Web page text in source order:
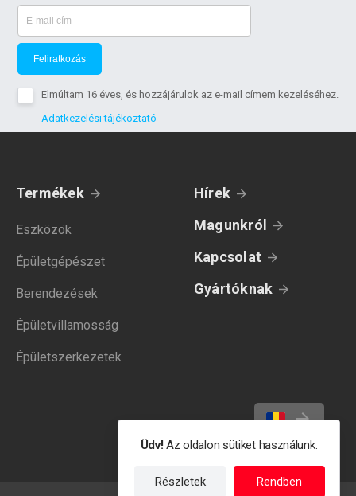
Feliratkozás
Elmúltam 16 éves, és hozzájárulok az e-mail címem kezeléséhez.
Adatkezelési tájékoztató
Termékek
Eszközök
Épületgépészet
Berendezések
Épületvillamosság
Épületszerkezetek
Hírek
Magunkról
Kapcsolat
Gyártóknak
Üdv!Az oldalon sütiket használunk.
Részletek Rendben